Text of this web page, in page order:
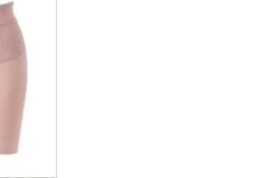
やソフト
・アンダ
ー/全２